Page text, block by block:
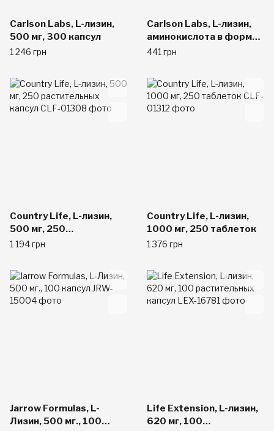
Carlson Labs, L-лизин,
500 мг, 300 капсул
1 246 грн
Carlson Labs, L-лизин,
аминокислота в форме
порошка, 100 г
441 грн
Country Life, L-лизин,
500 мг, 250
растительных капсул
1 194 грн
Country Life, L-лизин,
1000 мг, 250 таблеток
1 376 грн
Jarrow Formulas, L-
Лизин, 500 мг., 100
Life Extension, L-лизин,
620 мг, 100